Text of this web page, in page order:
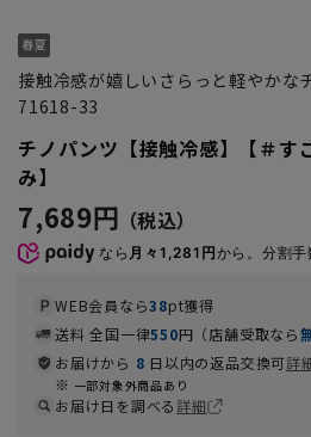
接触冷感が嬉しいさらっと軽やかな
71618-33
チノパンツ【接触冷感】【＃す
み】
7,689円
なら 月々1,281円から。分割手
WEB会員なら38pt獲得
送料 全国一律550円（店舗受取なら
お届けから 8 日以内の返品交換可詳
一部対象外商品あり
お届け日を調べる詳細